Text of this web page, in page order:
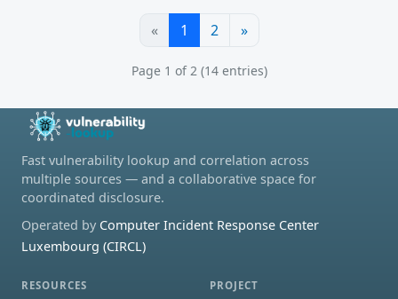
« 1 2 »
Page 1 of 2 (14 entries)
Fast vulnerability lookup and correlation across
multiple sources — and a collaborative space for
coordinated disclosure.
Operated by Computer Incident Response Center
Luxembourg (CIRCL)
RESOURCES PROJECT